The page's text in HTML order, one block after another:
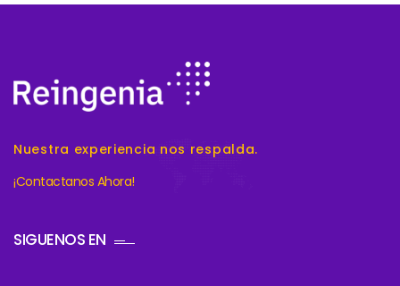
Nuestra experiencia nos respalda.
¡Contactanos Ahora!
SIGUENOS EN